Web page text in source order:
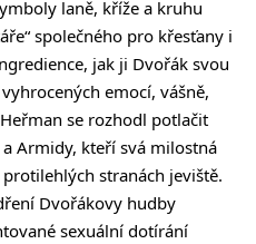
laně, kříže a kruhu
společného pro křesťany i
jak ji Dvořák svou
emocí, vášně,
se rozhodl potlačit
Armidy, kteří svá milostná
stranách jeviště.
Dvořákovy hudby
sexuální dotírání